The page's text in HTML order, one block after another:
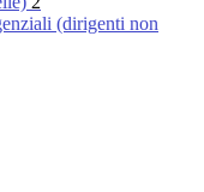
(dirigenti non